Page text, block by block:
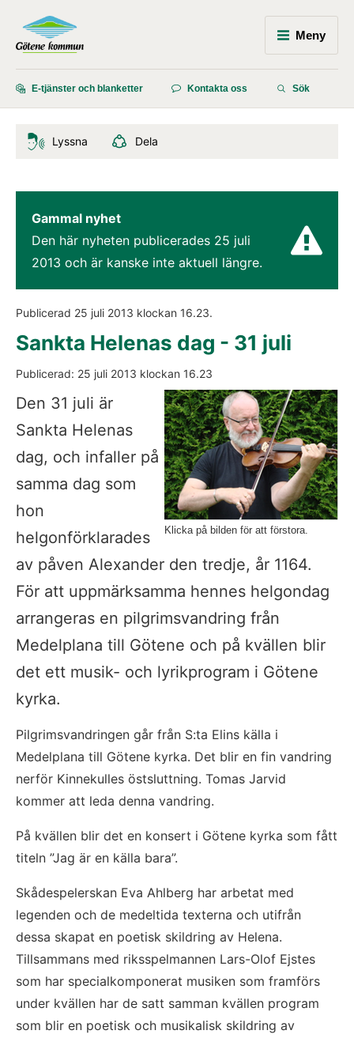
Meny
E-tjänster och blanketter Kontakta oss Sök
Lyssna Dela
Gammal nyhet
Den här nyheten publicerades 25 juli
2013 och är kanske inte aktuell längre.
Publicerad 25 juli 2013 klockan 16.23.
Sankta Helenas dag - 31 juli
Publicerad: 25 juli 2013 klockan 16.23
Klicka på bilden för att förstora.
Den 31 juli är
Sankta Helenas
dag, och infaller på
samma dag som
hon
helgonförklarades
av påven Alexander den tredje, år 1164.
För att uppmärksamma hennes helgondag
arrangeras en pilgrimsvandring från
Medelplana till Götene och på kvällen blir
det ett musik- och lyrikprogram i Götene
kyrka.
Pilgrimsvandringen går från S:ta Elins källa i
Medelplana till Götene kyrka. Det blir en fin vandring
nerför Kinnekulles östsluttning. Tomas Jarvid
kommer att leda denna vandring.
På kvällen blir det en konsert i Götene kyrka som fått
titeln ”Jag är en källa bara”.
Skådespelerskan Eva Ahlberg har arbetat med
legenden och de medeltida texterna och utifrån
dessa skapat en poetisk skildring av Helena.
Tillsammans med riksspelmannen Lars-Olof Ejstes
som har specialkomponerat musiken som framförs
under kvällen har de satt samman kvällen program
som blir en poetisk och musikalisk skildring av